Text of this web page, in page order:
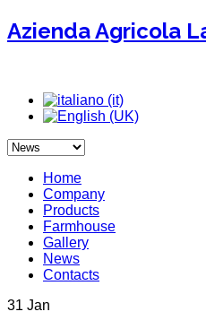
Azienda Agricola
Home
Company
Products
Farmhouse
Gallery
News
Contacts
31 Jan